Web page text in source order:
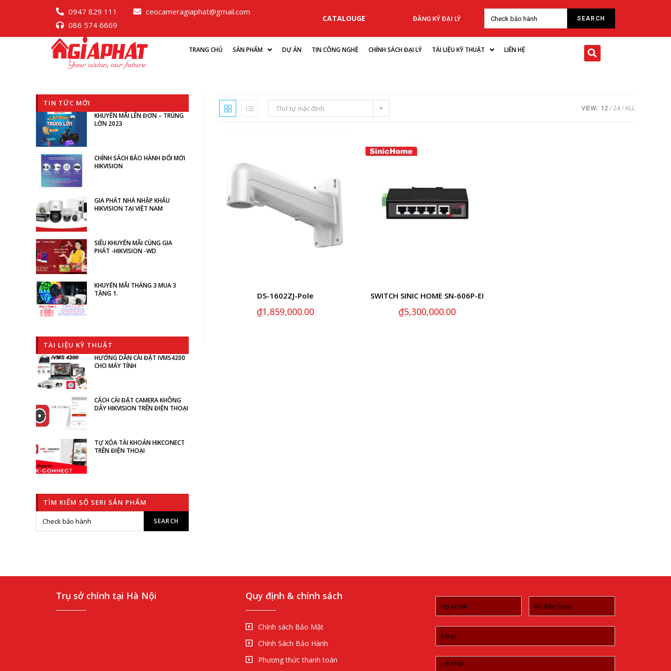
0947 829 111
ceocameragiaphat@gmail.com
086 574 6669
CATALOUGE ĐĂNG KÝ ĐẠI LÝ
TRANG CHỦ SẢN PHẨM DỰ ÁN TIN CÔNG NGHỆ CHÍNH SÁCH ĐẠI LÝ TÀI LIỆU KỸ THUẬT LIÊN HỆ
Thứ tự mặc định VIEW: 12 24 ALL
DS-1602ZJ-Pole
₫1,859,000.00
SWITCH SINIC HOME SN-606P-EI
₫5,300,000.00
TIN TỨC MỚI
KHUYẾN MÃI LÊN ĐƠN – TRÚNG
LỚN 2023
CHÍNH SÁCH BẢO HÀNH ĐỔI MỚI
HIKVISION
GIA PHÁT NHÀ NHẬP KHẨU
HIKVISION TẠI VIỆT NAM
SIÊU KHUYẾN MÃI CÙNG GIA
PHÁT -HIKVISION -WD
KHUYẾN MÃI THÁNG 3 MUA 3
TẶNG 1.
TÀI LIỆU KỸ THUẬT
HƯỚNG DẪN CÀI ĐẶT IVMS4200
CHO MÁY TÍNH
CÁCH CÀI ĐẶT CAMERA KHÔNG
DÂY HIKVISION TRÊN ĐIỆN THOẠI
TỰ XÓA TÀI KHOẢN HIKCONECT
TRÊN ĐIỆN THOẠI
TÌM KIẾM SỐ SERI SẢN PHẨM
Trụ sở chính tại Hà Nội Quy định & chính sách
Chính sách Bảo Mật
Chính Sách Bảo Hành
Phương thức thanh toán